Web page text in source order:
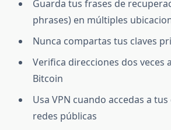
Guarda tus frases de
phrases) en múltiples
Nunca compartas tus claves
Verifica direcciones dos veces
Bitcoin
Usa VPN cuando accedas a
redes públicas